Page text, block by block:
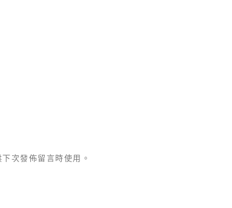
次發佈留言時使用。